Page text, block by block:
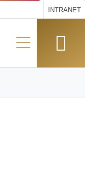
INTRANET